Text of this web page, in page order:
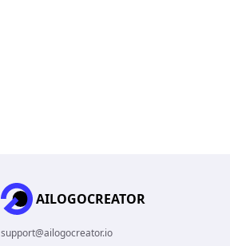
AILOGOCREATOR
support@ailogocreator.io